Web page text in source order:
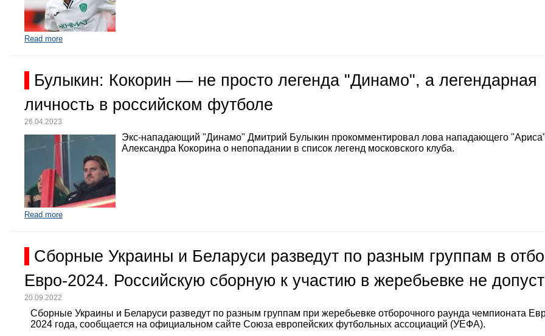
Read more
Булыкин: Кокорин — не просто легенда "Динамо", а легендарная
личность в российском футболе
26.04.2023
Экс-нападающий "Динамо" Дмитрий Булыкин прокомментировал лова нападающего "Ариса"
Александра Кокорина о непопадании в список легенд московского клуба.
Read more
Сборные Украины и Беларуси разведут по разным группам в
Евро-2024. Российскую сборную к участию в жеребьевке не
20.09.2022
Сборные Украины и Беларуси разведут по разным группам при жеребьевке отборочного раунда чемпионата
2024 года, сообщается на официальном сайте Союза европейских футбольных ассоциаций (УЕФА).